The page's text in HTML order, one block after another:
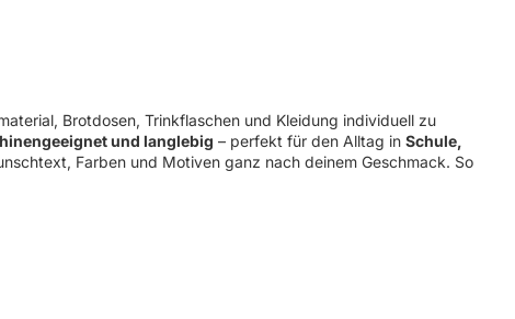
Brotdosen, Trinkflaschen und Kleidung individuell zu
und langlebig – perfekt für den Alltag in Schule,
Farben und Motiven ganz nach deinem Geschmack. So